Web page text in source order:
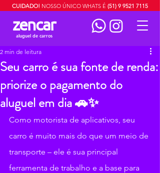
zencar
aluguel de carros
CUIDADO! NOSSO ÚNICO WHATS É (51) 9 9521 7115
Seu carro é sua fonte de renda:
priorize o pagamento do
aluguel em dia 🚗✨
2 min de leitura
Como motorista de aplicativos, seu
carro é muito mais do que um meio de
transporte – ele é sua principal
ferramenta de trabalho e a base para